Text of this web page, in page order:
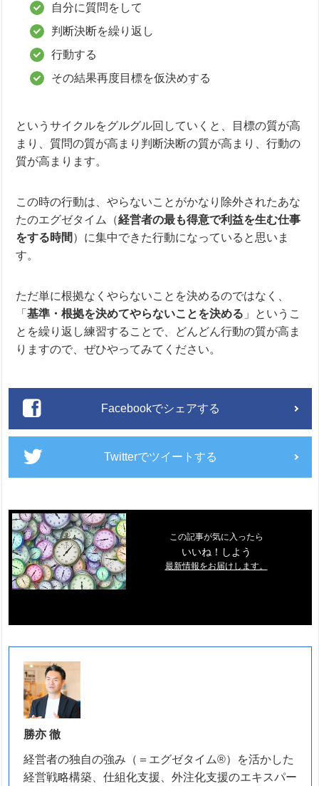
自分に質問をして
判断決断を繰り返し
行動する
その結果再度目標を仮決めする
というサイクルをグルグル回していくと、目標の質が高
まり、質問の質が高まり判断決断の質が高まり、行動の
質が高まります。
この時の行動は、やらないことがかなり除外されたあな
たのエグゼタイム（経営者の最も得意で利益を生む仕事
をする時間 ）に集中できた行動になっていると思いま
す。
ただ単に根拠なくやらないことを決めるのではなく、
「 基準・根拠を決めてやらないことを決める 」というこ
とを繰り返し練習することで、どんどん行動の質が高ま
りますので、ぜひやってみてください。
Facebookでシェアする
Twitterでツイートする
この記事が気に入ったら
いいね！しよう
最新情報をお届けします。
勝亦 徹
経営者の独自の強み（＝エグゼタイム®）を活かした
経営戦略構築、仕組化支援、外注化支援のエキスパー